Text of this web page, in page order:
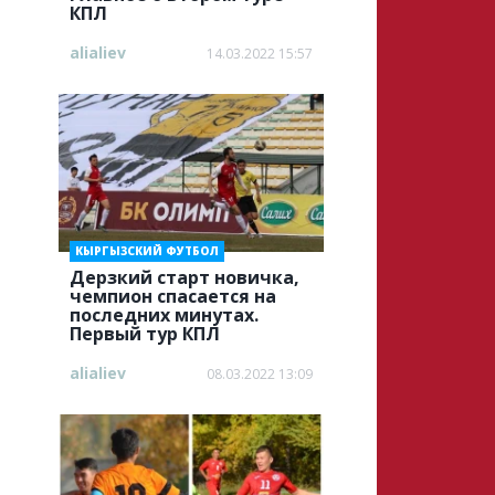
КПЛ
alialiev 14.03.2022 15:57
Дерзкий старт новичка,
чемпион спасается на
последних минутах.
Первый тур КПЛ
КЫРГЫЗСКИЙ ФУТБОЛ
alialiev 08.03.2022 13:09